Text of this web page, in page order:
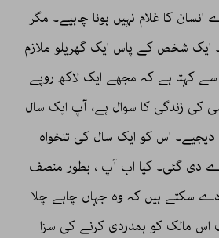
کا غلام نہیں ہونا چاہیے۔ مگر
ایک شخص کے پاس ایک گھریلو ملازم
سے کہتا ہے کہ مجھے ایک لاکھ روپے
کی زندگی کا سوال ہے، آپ ایک سال
اس کو ایک سال کی تنخواہ
دی گئی۔ کیا اب آپ ، بطور منصف
دے سکتے ہیں کہ وہ جہاں چاہے چلا
اس مالک کو ہمدردی کرنے کی سزا